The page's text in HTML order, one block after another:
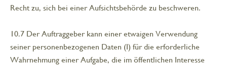
Recht zu, sich bei einer Aufsichtsbehörde zu beschweren.
10.7 Der Auftraggeber kann einer etwaigen Verwendung
seiner personenbezogenen Daten (I) für die erforderliche
Wahrnehmung einer Aufgabe, die im öffentlichen Interesse